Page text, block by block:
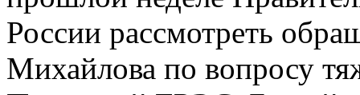
России рассмотреть
Михайлова по вопросу